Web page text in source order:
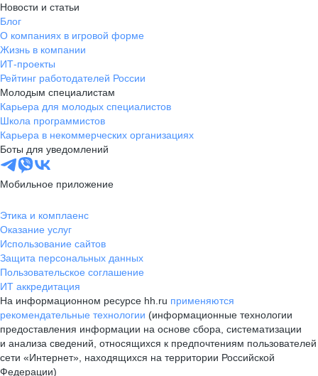
Новости и статьи
Блог
О компаниях в игровой форме
Жизнь в компании
ИТ-проекты
Рейтинг работодателей России
Молодым специалистам
Карьера для молодых специалистов
Школа программистов
Карьера в некоммерческих организациях
Боты для уведомлений
Мобильное приложение
Этика и комплаенс
Оказание услуг
Использование сайтов
Защита персональных данных
Пользовательское соглашение
ИТ аккредитация
На информационном ресурсе hh.ru применяются
рекомендательные технологии (информационные технологии
предоставления информации на основе сбора, систематизации
и анализа сведений, относящихся к предпочтениям пользователей
сети «Интернет», находящихся на территории Российской
Федерации)